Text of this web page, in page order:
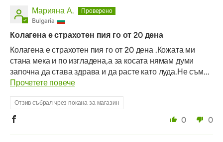
Марияна А.
Bulgaria
Колагена е страхотен пия го от 20 дена
Колагена е страхотен пия го от 20 дена .Кожата ми
стана мека и по изгладена,а за косата нямам думи
започна да става здрава и да расте като луда.Не съм...
Прочетете повече
Отзив събрал чрез покана за магазин
0 0